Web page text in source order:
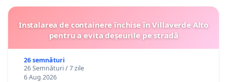
Instalarea de containere închise în Villaverde Alto
pentru a evita deșeurile pe stradă
26 semnături
26 Semnături / 7 zile
6 Aug 2026